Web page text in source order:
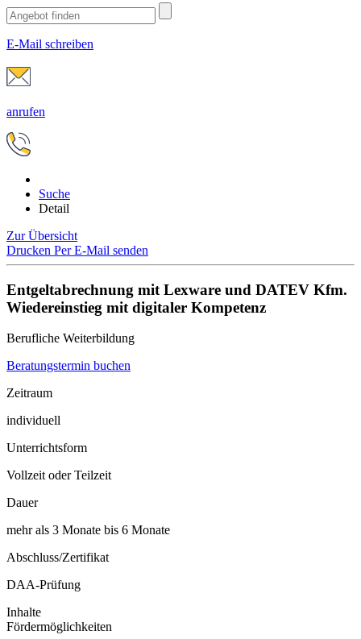
E-Mail schreiben
anrufen
Suche
Detail
Zur Übersicht
Drucken Per E-Mail senden
Entgeltabrechnung mit Lexware und DATEV Kfm.
Wiedereinstieg mit digitaler Kompetenz
Berufliche Weiterbildung
Beratungstermin buchen
Zeitraum
individuell
Unterrichtsform
Vollzeit oder Teilzeit
Dauer
mehr als 3 Monate bis 6 Monate
Abschluss/Zertifikat
DAA-Prüfung
Inhalte
Fördermöglichkeiten